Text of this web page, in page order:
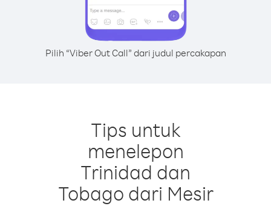
Pilih “Viber Out Call” dari judul percakapan
Tips untuk
menelepon
Trinidad dan
Tobago dari Mesir